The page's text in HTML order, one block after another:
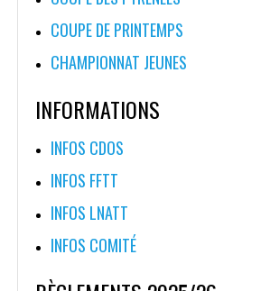
COUPE DE PRINTEMPS
CHAMPIONNAT JEUNES
INFORMATIONS
INFOS CDOS
INFOS FFTT
INFOS LNATT
INFOS COMITÉ